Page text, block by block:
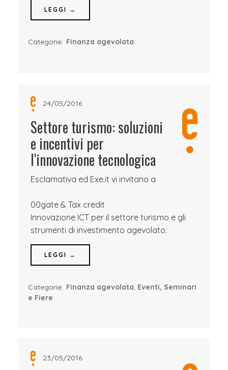
LEGGI →
Categorie: Finanza agevolata
24/05/2016
Settore turismo: soluzioni
e incentivi per
l'innovazione tecnologica
Esclamativa ed Exe.it vi invitano a
00gate & Tax credit
Innovazione ICT per il settore turismo e gli
strumenti di investimento agevolato.
LEGGI →
Categorie: Finanza agevolata, Eventi, Seminari
e Fiere
23/05/2016